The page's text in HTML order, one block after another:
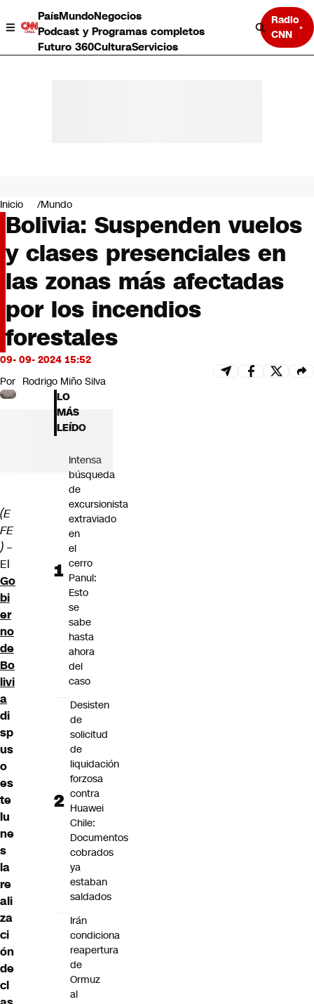
PaísMundoNegocios
Podcast y Programas completos
Futuro 360CulturaServicios
Radio
CNN
Negocios
Deportes
Programas completos
Cultura
Servicios
Bits
CNN tiempo
Futuro 360
Opinión
Inicio Mundo
Bolivia: Suspenden vuelos
y clases presenciales en
las zonas más afectadas
por los incendios
forestales
09- 09- 2024 15:52
Por Rodrigo Miño Silva
(E
FE
) –
El
Go
bi
er
no
de
Bo
livi
a
di
sp
us
o
es
te
lu
ne
s
la
re
ali
za
ci
ón
de
cl
LO
MÁS
LEÍDO
Intensa
búsqueda
de
excursionista
extraviado
en
el
cerro
Panul:
Esto
se
sabe
hasta
ahora
del
caso
Desisten
de
solicitud
de
liquidación
forzosa
contra
Huawei
Chile:
Documentos
cobrados
ya
estaban
saldados
Irán
condiciona
reapertura
de
Ormuz
al